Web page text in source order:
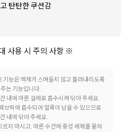
탄탄한 쿠션감
사용 시 주의 사항 ※
기능은 액체가 스며들지 않고 흘러내리도록
는 기능입니다.
내에 마른 걸레로 흡수시켜 닦아 주세요.
브릭에 흡수되어 얼룩이 남을 수 있으므로
내에 닦아 주세요.
지 마시고, 마른 수건에 중성 세제를 묻혀